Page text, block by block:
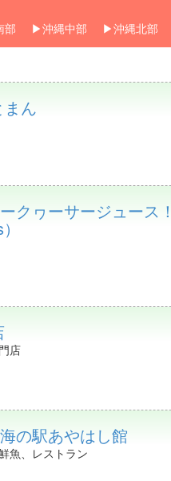
部 沖縄中部
沖縄北部
ん
クヮーサージュース
店
の駅あやはし館
魚、レストラン